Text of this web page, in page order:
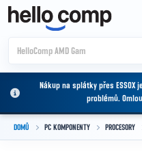
Přejít na obsah
Nákup na splátky přes
problémů.
DOMŮ PC KOMPONENTY PROCESORY